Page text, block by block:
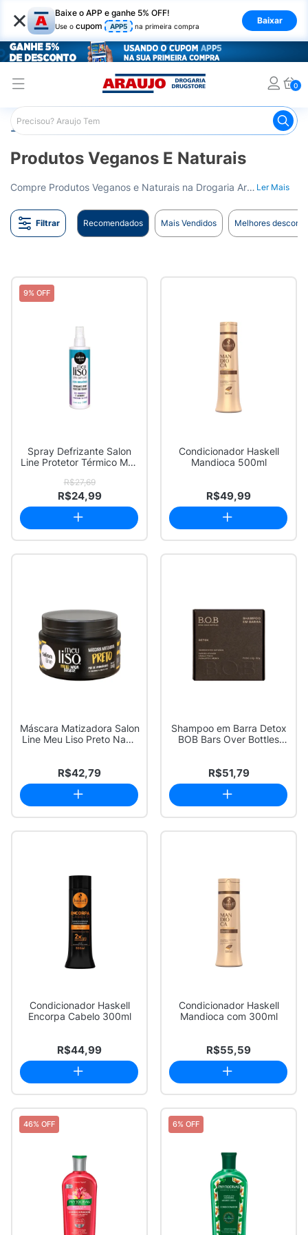
× Baixe o APP e ganhe 5% OFF!
Use o cupom APP5 na primeira compra
Baixar
0
Araujo Cabelo
Produtos Veganos E Naturais
Compre Produtos Veganos e Naturais na Drogaria Araujo. Cuidado com a natureza e com a sua beleza. Entrega para todo o Brasil. Ler Mais
Filtrar Recomendados Mais Vendidos Melhores
9% OFF
Spray Defrizante Salon
Line Protetor Térmico Meu
R$27,69
R$24,99
Condicionador Haskell
Mandioca 500ml
R$49,99
Máscara Matizadora Salon
Line Meu Liso Preto Nada
R$42,79
Shampoo em Barra Detox
BOB Bars Over Bottles
R$51,79
Condicionador Haskell
Encorpa Cabelo 300ml
R$44,99
Condicionador Haskell
Mandioca com 300ml
R$55,59
46% OFF 6% OFF